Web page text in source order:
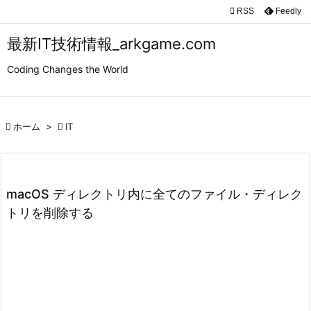
最新IT技術情報_arkgame.com
Coding Changes the World


検索
 RSS Feedly
 ホーム >  IT
macOS ディレクトリ内に全てのファイル・ディレク
トリを削除する